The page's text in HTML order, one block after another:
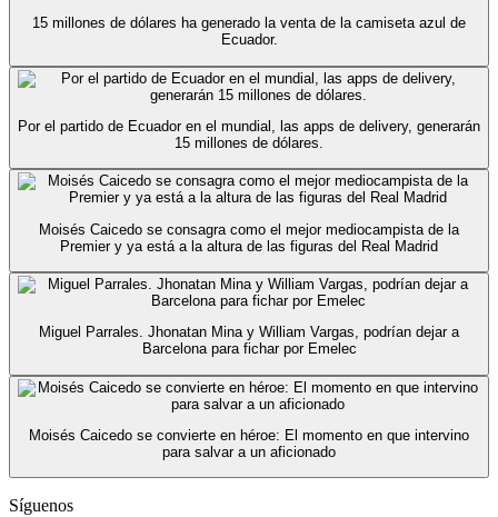
15 millones de dólares ha generado la venta de la camiseta azul de
Ecuador.
Por el partido de Ecuador en el mundial, las apps de delivery, generarán
15 millones de dólares.
Moisés Caicedo se consagra como el mejor mediocampista de la
Premier y ya está a la altura de las figuras del Real Madrid
Miguel Parrales. Jhonatan Mina y William Vargas, podrían dejar a
Barcelona para fichar por Emelec
Moisés Caicedo se convierte en héroe: El momento en que intervino
para salvar a un aficionado
Síguenos